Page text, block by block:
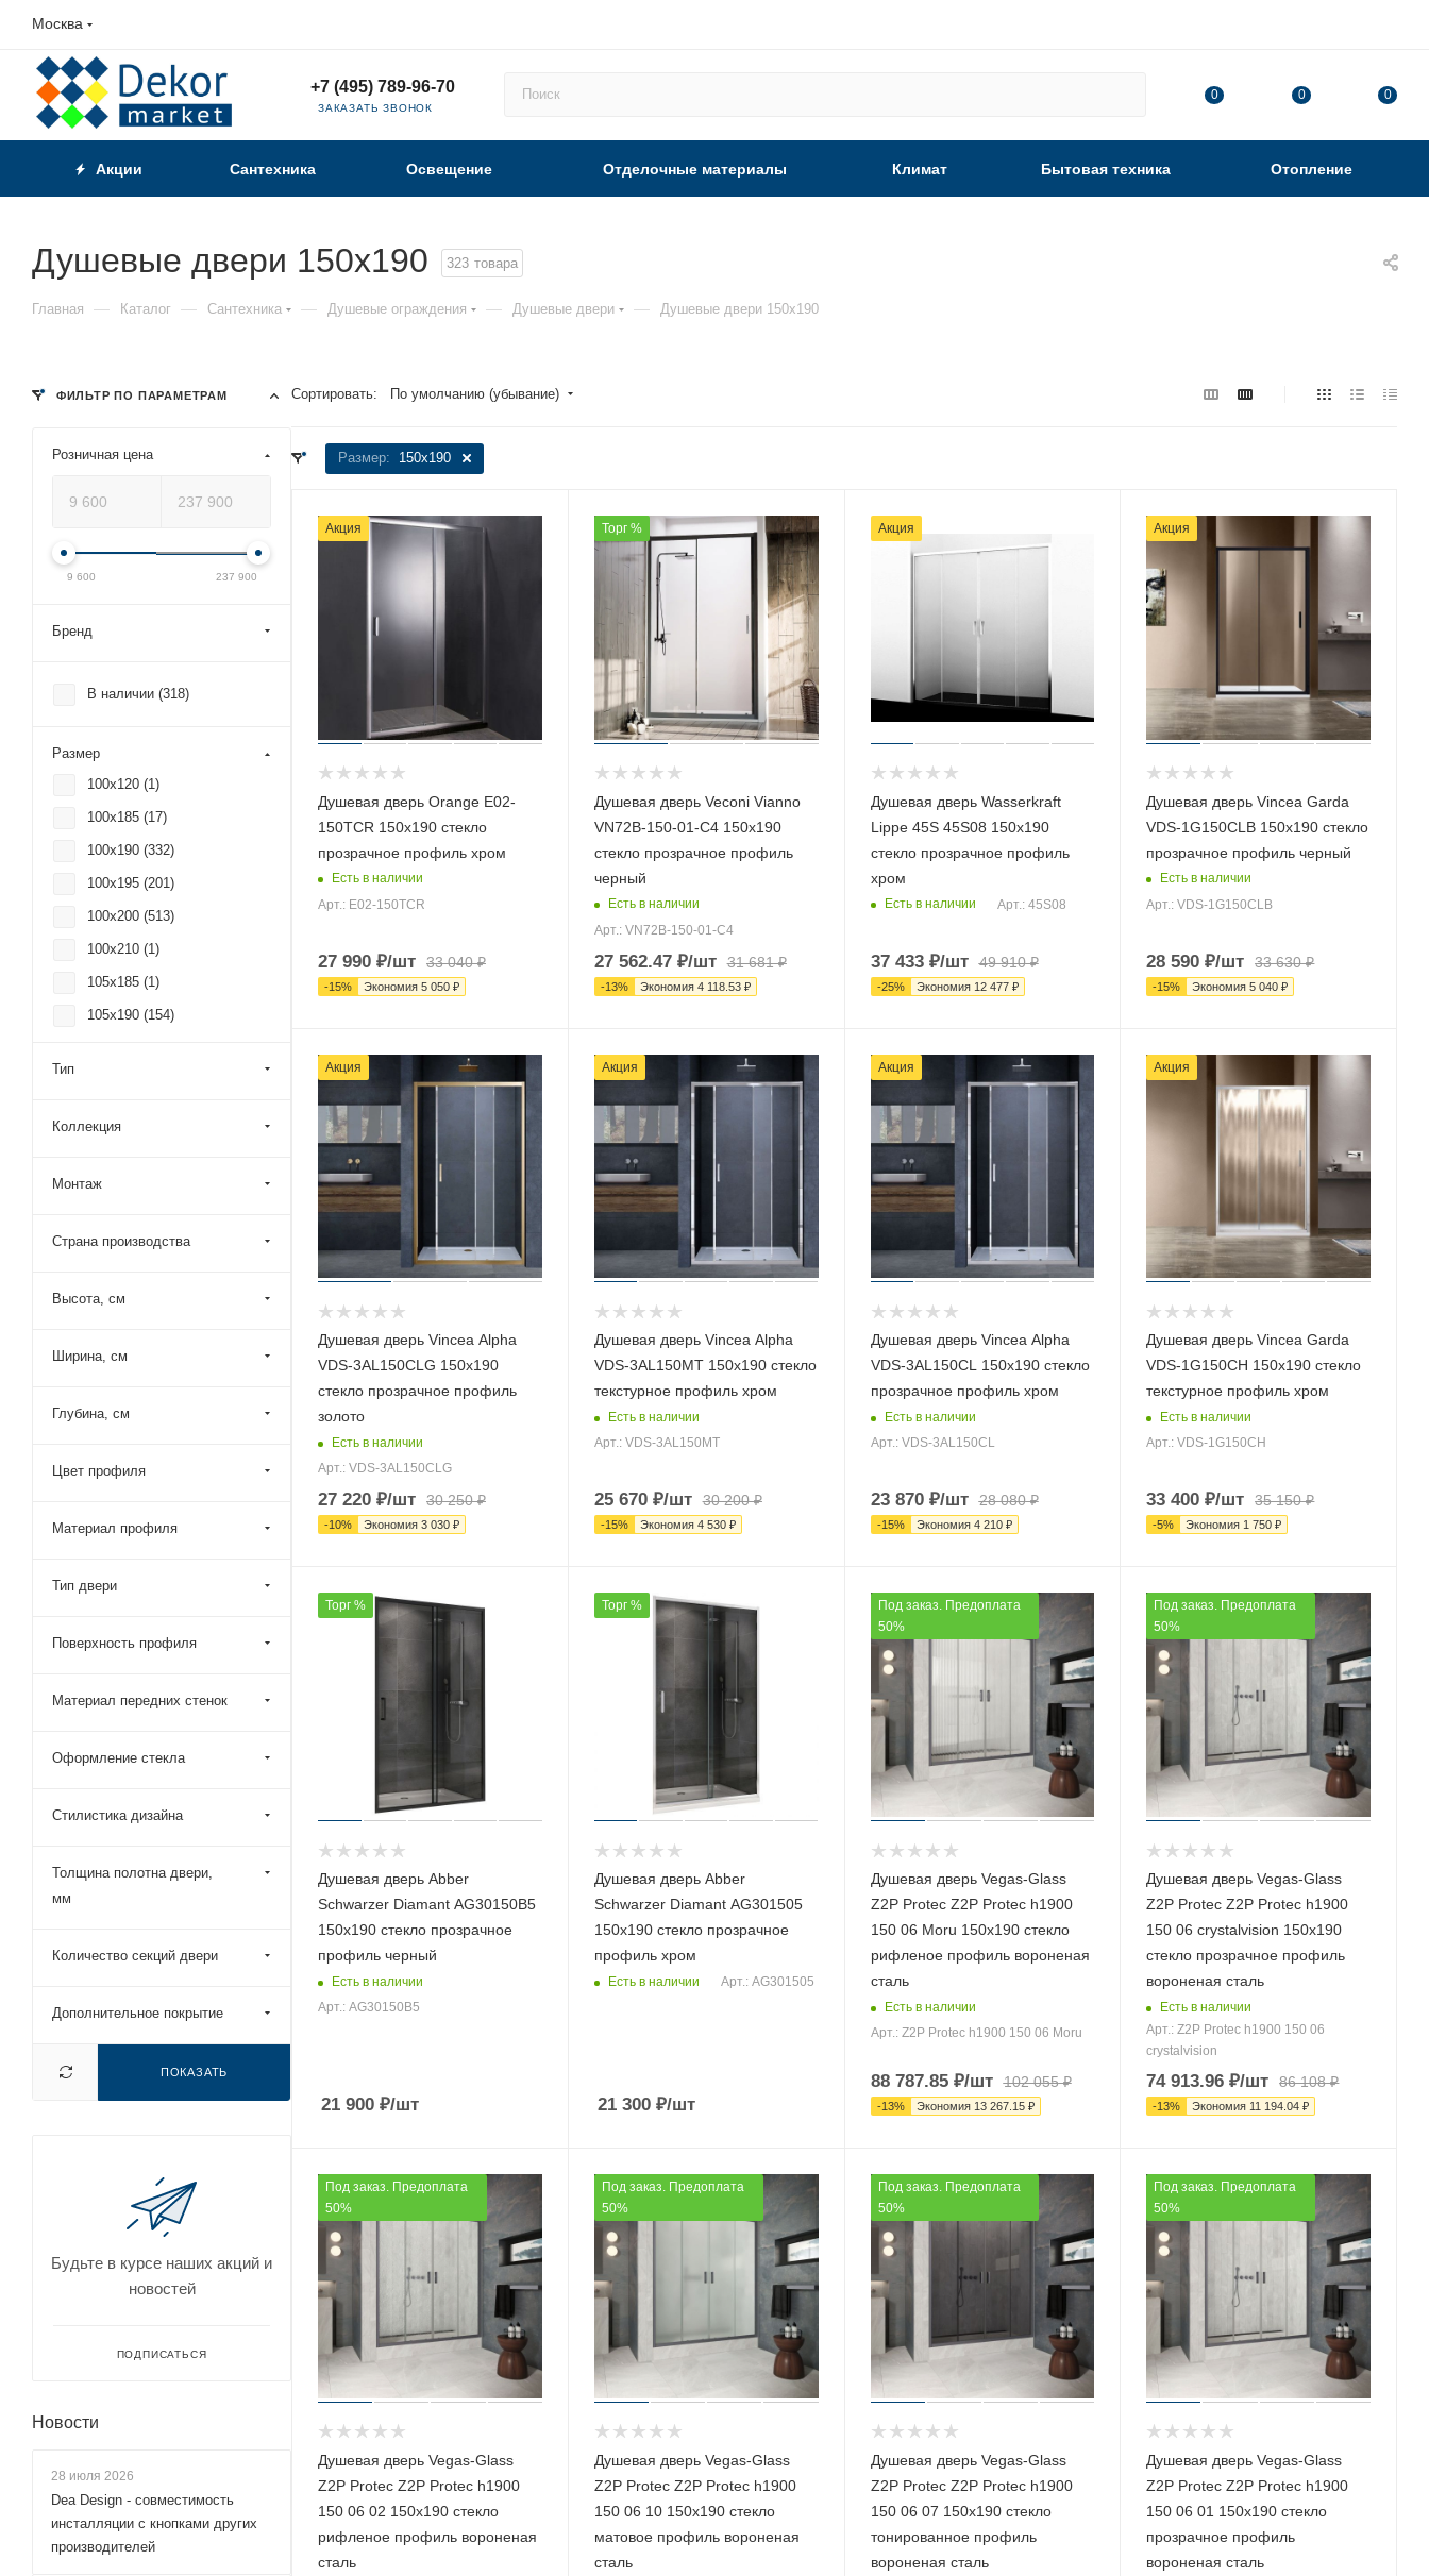
Москва
+7 (495) 789-96-70
ЗАКАЗАТЬ ЗВОНОК
0 0 0
Акции Сантехника Освещение Отделочные материалы Климат Бытовая техника Отопление
Душевые двери 150x190 323 товара
Главная — Каталог — Сантехника — Душевые ограждения — Душевые двери — Душевые двери 150x190
Сортировать: По умолчанию (убывание)
Размер: 150x190
Акция
Душевая дверь Orange E02-
150TCR 150х190 стекло
прозрачное профиль хром
Есть в наличии
Арт.: E02-150TCR
27 990 ₽/шт 33 040₽
-15% Экономия 5 050 ₽
Торг %
Душевая дверь Veconi Vianno
VN72B-150-01-C4 150х190
стекло прозрачное профиль
черный
Есть в наличии
Арт.: VN72B-150-01-C4
27 562.47₽/шт 31 681₽
-13% Экономия 4 118.53₽
Акция
Душевая дверь Wasserkraft
Lippe 45S 45S08 150х190
стекло прозрачное профиль
хром
Есть в наличии Арт.: 45S08
37 433₽/шт 49 910₽
-25% Экономия 12 477₽
Акция
Душевая дверь Vincea Garda
VDS-1G150CLB 150х190 стекло
прозрачное профиль черный
Есть в наличии
Арт.: VDS-1G150CLB
28 590 ₽/шт 33 630₽
-15% Экономия5 040 ₽
Акция
Душевая дверь Vincea Alpha
VDS-3AL150CLG 150х190
стекло прозрачное профиль
золото
Есть в наличии
Арт.: VDS-3AL150CLG
27 220 ₽/шт 30 250₽
-10% Экономия 3 030 ₽
Акция
Душевая дверь Vincea Alpha
VDS-3AL150MT 150х190 стекло
текстурное профиль хром
Есть в наличии
Арт.: VDS-3AL150MT
25 670₽/шт 30 200₽
-15% Экономия 4 530₽
Акция
Душевая дверь Vincea Alpha
VDS-3AL150CL 150х190 стекло
прозрачное профиль хром
Есть в наличии
Арт.: VDS-3AL150CL
23 870₽/шт 28 080₽
-15% Экономия 4 210₽
Акция
Душевая дверь Vincea Garda
VDS-1G150CH 150х190 стекло
текстурное профиль хром
Есть в наличии
Арт.: VDS-1G150CH
33 400 ₽/шт 35 150₽
-5% Экономия1 750 ₽
Торг %
Душевая дверь Abber
Schwarzer Diamant AG30150B5
150х190 стекло прозрачное
профиль черный
Есть в наличии
Арт.: AG30150B5
21 900 ₽/шт
Торг %
Душевая дверь Abber
Schwarzer Diamant AG301505
150х190 стекло прозрачное
профиль хром
Есть в наличии Арт.: AG301505
21 300₽/шт
Под заказ. Предоплата
50%
Душевая дверь Vegas-Glass
Z2P Protec Z2P Protec h1900
150 06 Moru 150х190 стекло
рифленое профиль вороненая
сталь
Есть в наличии
Арт.: Z2P Protec h1900 150 06 Moru
88 787.85₽/шт 102 055₽
-13% Экономия 13 267.15₽
Под заказ. Предоплата
50%
Душевая дверь Vegas-Glass
Z2P Protec Z2P Protec h1900
150 06 crystalvision 150х190
стекло прозрачное профиль
вороненая сталь
Есть в наличии
Арт.: Z2P Protec h1900 150 06
crystalvision
74 913.96 ₽/шт 86 108₽
-13% Экономия 11 194.04 ₽
Под заказ. Предоплата
50%
Душевая дверь Vegas-Glass
Z2P Protec Z2P Protec h1900
150 06 02 150х190 стекло
рифленое профиль вороненая
сталь
Под заказ. Предоплата
50%
Душевая дверь Vegas-Glass
Z2P Protec Z2P Protec h1900
150 06 10 150х190 стекло
матовое профиль вороненая
сталь
Под заказ. Предоплата
50%
Душевая дверь Vegas-Glass
Z2P Protec Z2P Protec h1900
150 06 07 150х190 стекло
тонированное профиль
вороненая сталь
Под заказ. Предоплата
50%
Душевая дверь Vegas-Glass
Z2P Protec Z2P Protec h1900
150 06 01 150х190 стекло
прозрачное профиль
вороненая сталь
ФИЛЬТР ПО ПАРАМЕТРАМ
Розничная цена
9 600 237 900
Бренд
В наличии (318)
Размер
100x120 (1 )
100x185 (17)
100x190 (332)
100x195 (201 )
100x200 (513)
100x210 (1 )
105x185 (1 )
105x190 (154)
110x195 (
115x185 (1)
120x185 (
120x195 (
125x195 (1)
130x185 (7)
135x190 (206 )
498)
145x185 (1)
145x200 (354)
150x185 ( 8
150x190 (323)
155x195 (
160x185 (4)
160x190 ( 252)
Тип
Коллекция
Монтаж
Страна производства
Высота, см
Ширина, см
Глубина, см
Цвет профиля
Материал профиля
Тип двери
Поверхность профиля
Материал передних стенок
Оформление стекла
Стилистика дизайна
Толщина полотна двери,
мм
Количество секций двери
Дополнительное покрытие
ПОКАЗАТЬ
Будьте в курсе наших акций и
новостей
ПОДПИСАТЬСЯ
Новости
28 июля 2026
Dea Design - совместимость
инсталляции с кнопками других
производителей